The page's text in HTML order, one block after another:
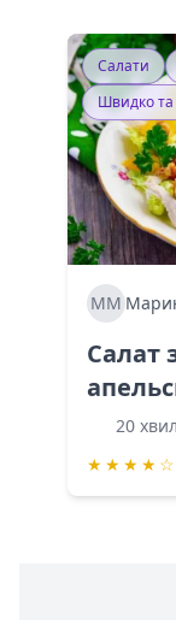
Салати
Швидко та
ММ
Салат
20
★ ★ ★ ★ ☆